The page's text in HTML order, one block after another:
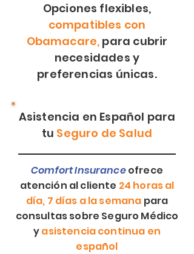
Opciones flexibles,
compatibles con
Obamacare, para cubrir
necesidades y
preferencias únicas.
Asistencia en Español para
tu Seguro de Salud
Comfort Insuranceofrece
atención al cliente 24 horas al
día, 7 días a la semana para
consultas sobre Seguro Médico
yasistencia continua en
español